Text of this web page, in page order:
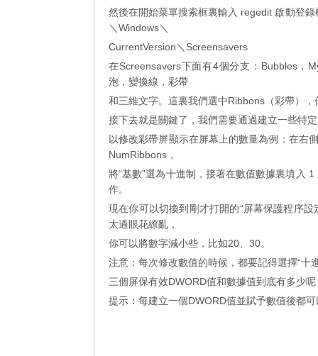
然後在開始菜單搜索框裏輸入 regedit 啟動登
＼Windows＼
CurrentVersion＼Screensavers
在Screensavers下面有4個分支：Bubbles，
泡，變換線，彩帶
和三維文字。這裏我們選中Ribbons（彩帶）
接下去就是關鍵了，我們需要通過建立一些特
以修改彩帶屏顯示在屏幕上的數量為例：在右
NumRibbons，
將“基數”選為十進制，接著在數值數據裏填入
作。
現在你可以切換到剛才打開的“屏幕保護程序
太過眼花繚亂，
你可以將數字減小些，比如20、30。
注意：每次修改數值的時候，都要記得選擇“十
三個屏保有效DWORD值和數據值到底有多少
提示：每建立一個DWORD值並賦予數值後都